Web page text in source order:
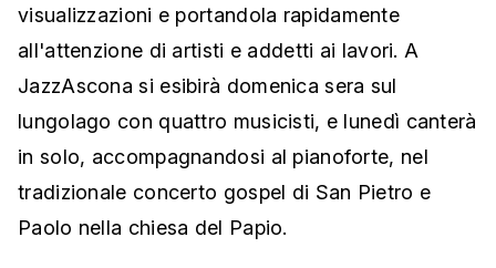
visualizzazioni e portandola rapidamente
all'attenzione di artisti e addetti ai lavori. A
JazzAscona si esibirà domenica sera sul
lungolago con quattro musicisti, e lunedì canterà
in solo, accompagnandosi al pianoforte, nel
tradizionale concerto gospel di San Pietro e
Paolo nella chiesa del Papio.